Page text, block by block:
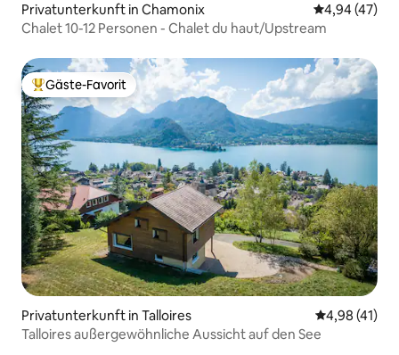
Privatunterkunft in Chamonix
4,94 (47)
Chalet 10-12 Personen - Chalet du haut/Upstream
Beliebter Gäste-Favorit.
Gäste-Favorit
Privatunterkunft in Talloires
4,98 (41)
Talloires außergewöhnliche Aussicht auf den See